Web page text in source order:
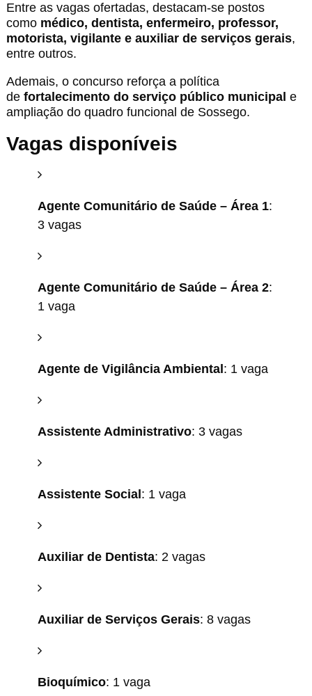
Entre as vagas ofertadas, destacam-se postos
como médico, dentista, enfermeiro, professor,
motorista, vigilante e auxiliar de serviços gerais,
entre outros.
Ademais, o concurso reforça a política
de fortalecimento do serviço público municipal e
ampliação do quadro funcional de Sossego.
Vagas disponíveis
Agente Comunitário de Saúde – Área 1:
3 vagas
Agente Comunitário de Saúde – Área 2:
1 vaga
Agente de Vigilância Ambiental : 1 vaga
Assistente Administrativo: 3 vagas
Assistente Social : 1 vaga
Auxiliar de Dentista: 2 vagas
Auxiliar de Serviços Gerais: 8 vagas
Bioquímico: 1 vaga